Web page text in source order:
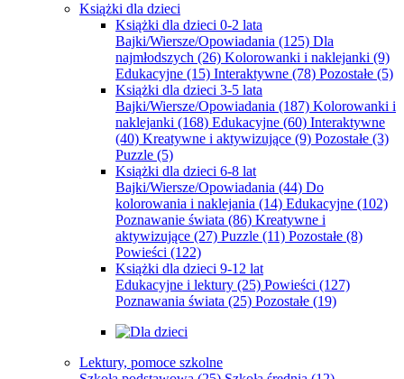
Książki dla dzieci
Książki dla dzieci 0-2 lata
Bajki/Wiersze/Opowiadania (125) Dla
najmłodszych (26) Kolorowanki i naklejanki (9)
Edukacyjne (15) Interaktywne (78) Pozostałe (5)
Książki dla dzieci 3-5 lata
Bajki/Wiersze/Opowiadania (187) Kolorowanki i
naklejanki (168) Edukacyjne (60) Interaktywne
(40) Kreatywne i aktywizujące (9) Pozostałe (3)
Puzzle (5)
Książki dla dzieci 6-8 lat
Bajki/Wiersze/Opowiadania (44) Do
kolorowania i naklejania (14) Edukacyjne (102)
Poznawanie świata (86) Kreatywne i
aktywizujące (27) Puzzle (11) Pozostałe (8)
Powieści (122)
Książki dla dzieci 9-12 lat
Edukacyjne i lektury (25) Powieści (127)
Poznawania świata (25) Pozostałe (19)
Lektury, pomoce szkolne